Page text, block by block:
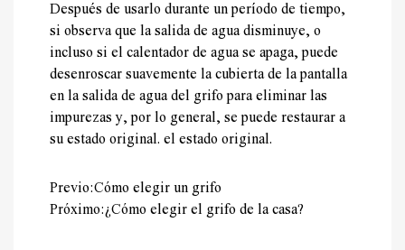
Después de usarlo durante un período de tiempo,
si observa que la salida de agua disminuye, o
incluso si el calentador de agua se apaga, puede
desenroscar suavemente la cubierta de la pantalla
en la salida de agua del grifo para eliminar las
impurezas y, por lo general, se puede restaurar a
su estado original. el estado original.
Previo:Cómo elegir un grifo
Próximo:¿Cómo elegir el grifo de la casa?